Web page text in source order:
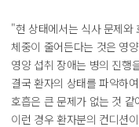
"현 상태에서는 식사 문제와
체중이 줄어든다는 것은 영
영양 섭취 장애는 병의 진행
결국 환자의 상태를 파악하
호흡은 큰 문제가 없는 것
이런 경우 환자분의 컨디션